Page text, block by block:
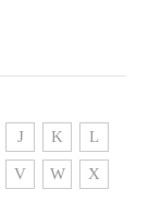
J K L
V W X